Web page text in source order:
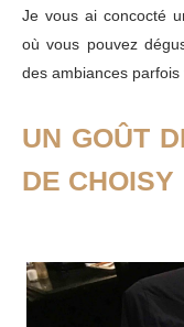
Je vous ai concocté
où vous pouvez
des ambiances
UN GOÛT
DE CHOISY